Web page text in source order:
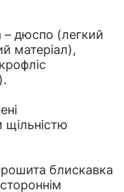
– дюспо (легкий
матеріал),
щільністю
блискавка